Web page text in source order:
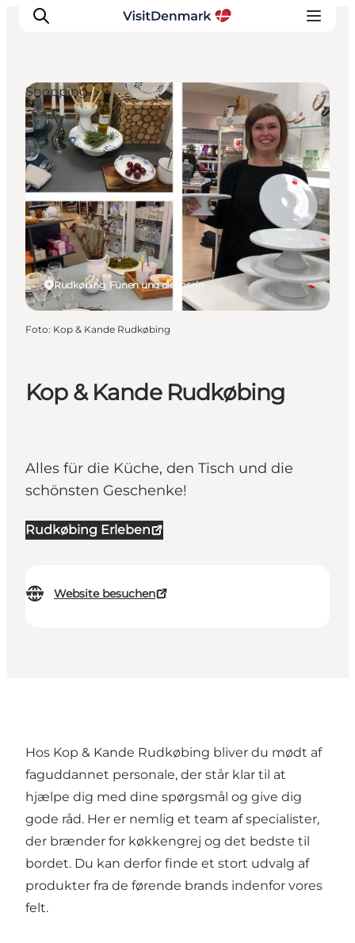
Inspiration
Regionen
Erlebnisse
Unterkünfte
Reiseplanung
Kop & Kande Rudkøbing
Alles für die Küche, den Tisch und die
schönsten Geschenke!
Rudkøbing Erleben
Website besuchen
Rudkøbing, Fünen und die Inseln
Shopping
Foto: Kop & Kande Rudkøbing
Hos Kop & Kande Rudkøbing bliver du mødt af
faguddannet personale, der står klar til at
hjælpe dig med dine spørgsmål og give dig
gode råd. Her er nemlig et team af specialister,
der brænder for køkkengrej og det bedste til
bordet. Du kan derfor finde et stort udvalg af
produkter fra de førende brands indenfor vores
felt.